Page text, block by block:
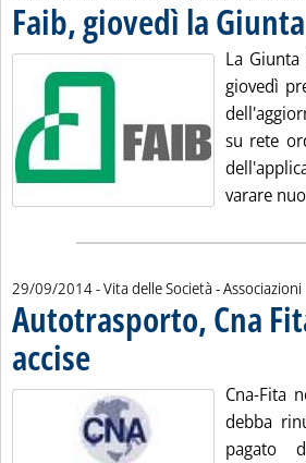
Faib, giovedì la
La
giovedì
su rete
varare
29/09/2014- Vita delle Società - Associazioni
Autotrasporto, Cna
accise . Pubblicata lunedì 29 settembre 2014 alle
Cna-Fita
debba
pagato